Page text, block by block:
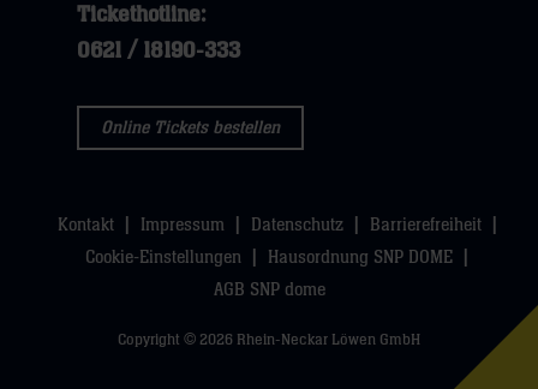
Tickethotline:
0621 / 18190-333
Online Tickets bestellen
Kontakt Impressum Datenschutz
Barrierefreiheit
Cookie-Einstellungen
Hausordnung SNP DOME
AGB SNP dome
Copyright © 2026 Rhein-Neckar Löwen GmbH